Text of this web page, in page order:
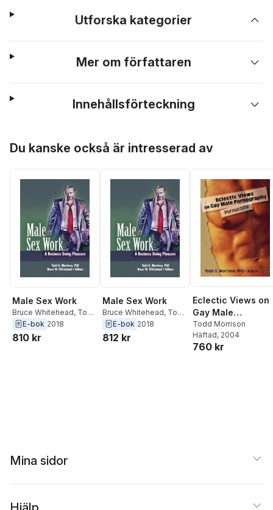
Utforska kategorier
Mer om författaren
Innehållsförteckning
Du kanske också är intresserad av
Male Sex Work
Bruce Whitehead, Todd
Morrison
E-bok 2018
810 kr
Male Sex Work
Bruce Whitehead, Todd
Morrison
E-bok 2018
812 kr
Eclectic Views on
Gay Male
Pornography
Todd Morrison
Häftad, 2004
760 kr
Mina sidor